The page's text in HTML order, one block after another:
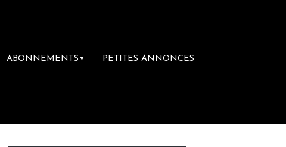
ABONNEMENTS ▼ PETITES ANNONCES